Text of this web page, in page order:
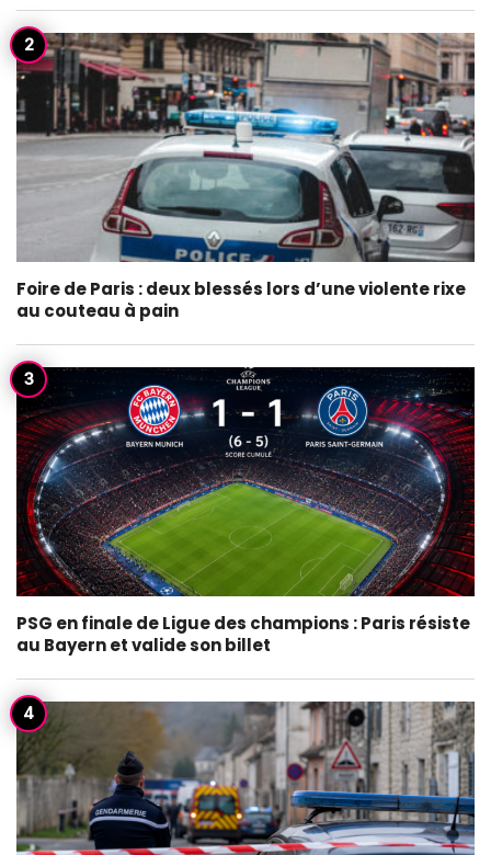
Foire de Paris : deux blessés lors d’une violente rixe
au couteau à pain
PSG en finale de Ligue des champions : Paris résiste
au Bayern et valide son billet